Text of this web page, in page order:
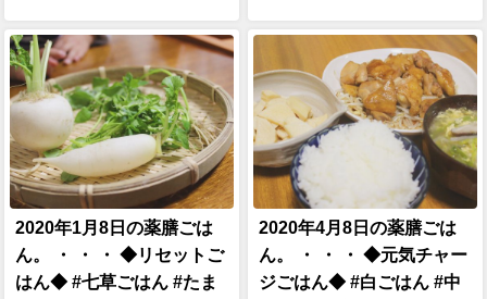
2020年1月8日の薬膳ごは
ん。 ・ ・ ・ ◆リセットご
はん◆ #七草ごはん #たま
2020年4月8日の薬膳ごは
ん。 ・ ・ ・ ◆元気チャー
ジごはん◆ #白ごはん #中